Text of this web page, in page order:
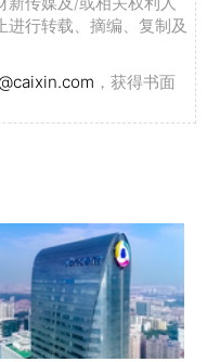
行转载、摘编、复制及
，获得书面